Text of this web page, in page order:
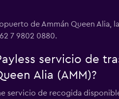
de Ammán Queen Alia,
7 9802 0880.
servicio de
Alia (AMM)?
servicio de recogida